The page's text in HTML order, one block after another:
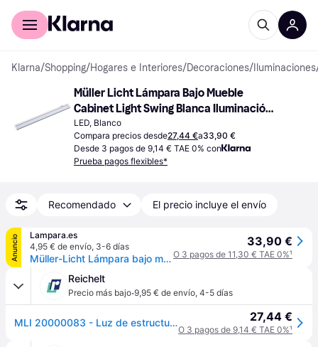
Comprar con Klarna
Klarna/Shopping/Hogares e Interiores/Decoraciones/ Iluminaciones
Müller Licht Lámpara Bajo Mueble
Cabinet Light Swing Blanca Iluminación
de banco
LED, Blanco
Compara precios desde27,44 €a33,90 €
Desde 3 pagos de 9,14 € TAE 0% con
Prueba pagos flexibles*
Recomendado El precio incluye el envío
Anuncio
Lampara.es
4,95 € de envío, 3-6 días
Müller-Licht Lámpara bajo mueble Cabinet Light Swing blanca, Blanco / Ópalo, Cocina, Aluminio, Moderno, Lámparas bajo armario
33,90 €
O 3 pagos de 11,30 € TAE 0%¹
Reichelt
Precio más bajo·9,95 € de envío, 4-5 días
MLI 20000083 - Luz de estructura inferior, 10 W, 580 lm, 3000 K, lineal, IP20 27,44 €
O 3 pagos de 9,14 € TAE 0%¹